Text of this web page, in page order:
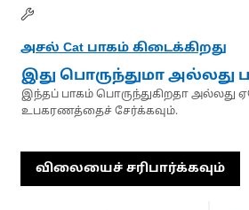
அசல் Cat பாகம் கிடைக்கிறது
இது பொருந்துமா அல்லது
இந்தப் பாகம் பொருந்துகிறதா அல்லது
உபகரணத்தைச் சேர்க்கவும்.
விலையைச் சரிபார்க்கவும்